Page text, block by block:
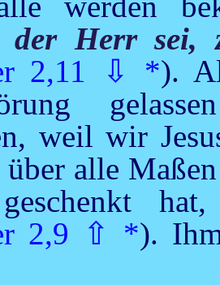
der Herr sei,
2,11 ⇩ *).
weil wir
alle
2,9 ⇧ *).